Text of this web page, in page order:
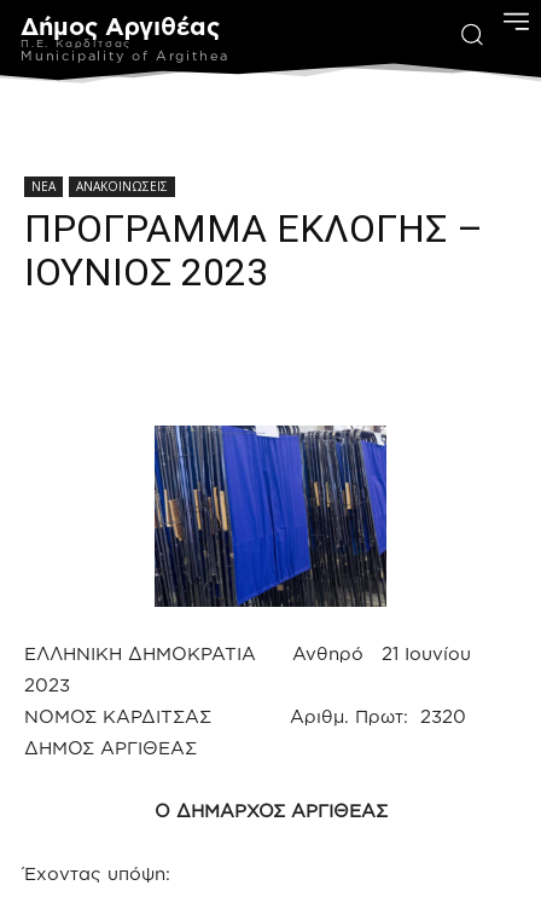
Δήμος Αργιθέας
Π.Ε. Καρδίτσας
Municipality of Argithea
ΝΕΑ ΑΝΑΚΟΙΝΩΣΕΙΣ
ΠΡΟΓΡΑΜΜΑ ΕΚΛΟΓΗΣ –
ΙΟΥΝΙΟΣ 2023
ΕΛΛΗΝΙΚΗ ΔΗΜΟΚΡΑΤΙΑ Ανθηρό 21 Ιουνίου
2023
ΝΟΜΟΣ ΚΑΡΔΙΤΣΑΣ Αριθμ. Πρωτ: 2320
ΔΗΜΟΣ ΑΡΓΙΘΕΑΣ
Ο ΔΗΜΑΡΧΟΣ ΑΡΓΙΘΕΑΣ
Έχοντας υπόψη: